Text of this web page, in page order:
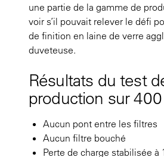
une partie de la gamme de
voir s’il pouvait relever le défi
de finition en laine de verre
duveteuse.
Résultats du test
production sur
Aucun pont entre les filtres
Aucun filtre bouché
Perte de charge stabilisée à